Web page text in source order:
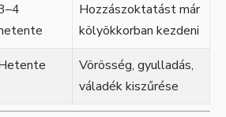
Hozzászoktatást már
kölyökkorban kezdeni
Vörösség, gyulladás,
váladék kiszűrése